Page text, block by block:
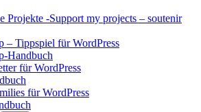
Projekte -Support my projects – soutenir
– Tippspiel für WordPress
Handbuch
für WordPress
für WordPress